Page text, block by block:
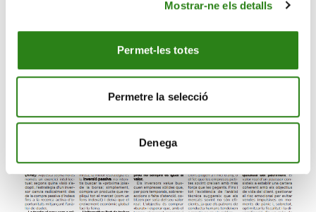
Mostrar-ne els detalls
Permet-les totes
Permetre la selecció
Denega
irrationnels, la raison et la planification sont, à n’en pas
douter, le meilleur investissement.